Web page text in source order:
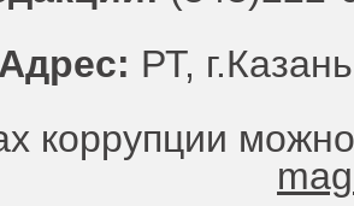
Адрес: РТ,
коррупции